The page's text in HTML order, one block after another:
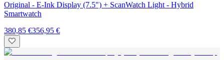
Original - E-Ink Display (7.5") + ScanWatch Light - Hybrid
Smartwatch
380,85 €356,95 €